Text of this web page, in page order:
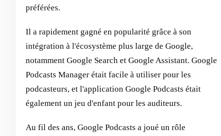
préférées.
Il a rapidement gagné en popularité grâce à son
intégration à l'écosystème plus large de Google,
notamment Google Search et Google Assistant. Google
Podcasts Manager était facile à utiliser pour les
podcasteurs, et l'application Google Podcasts était
également un jeu d'enfant pour les auditeurs.
Au fil des ans, Google Podcasts a joué un rôle